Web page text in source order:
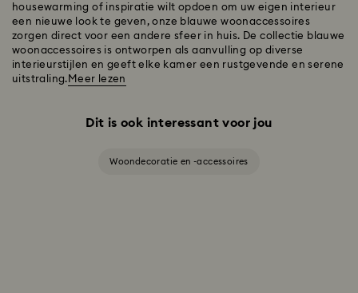
housewarming of inspiratie wilt opdoen om uw eigen interieur
een nieuwe look te geven, onze blauwe woonaccessoires
zorgen direct voor een andere sfeer in huis. De collectie blauwe
woonaccessoires is ontworpen als aanvulling op diverse
interieurstijlen en geeft elke kamer een rustgevende en serene
uitstraling. Meer lezen
Dit is ook interessant voor jou
Woondecoratie en -accessoires